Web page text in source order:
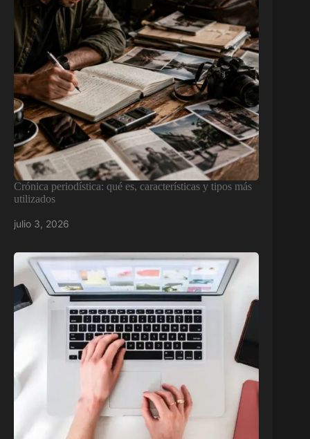
Crónica periodística: qué es, características y tipos más
utilizados
julio 3, 2026